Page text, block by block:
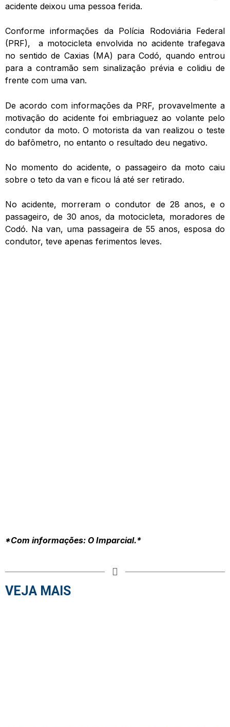
acidente deixou uma pessoa ferida.
Conforme informações da Polícia Rodoviária Federal
(PRF), a motocicleta envolvida no acidente trafegava
no sentido de Caxias (MA) para Codó, quando entrou
para a contramão sem sinalização prévia e colidiu de
frente com uma van.
De acordo com informações da PRF, provavelmente a
motivação do acidente foi embriaguez ao volante pelo
condutor da moto. O motorista da van realizou o teste
do bafômetro, no entanto o resultado deu negativo.
No momento do acidente, o passageiro da moto caiu
sobre o teto da van e ficou lá até ser retirado.
No acidente, morreram o condutor de 28 anos, e o
passageiro, de 30 anos, da motocicleta, moradores de
Codó. Na van, uma passageira de 55 anos, esposa do
condutor, teve apenas ferimentos leves.
*Com informações: O Imparcial.*
VEJA MAIS